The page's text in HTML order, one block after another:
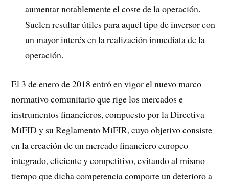
aumentar notablemente el coste de la operación.
Suelen resultar útiles para aquel tipo de inversor con
un mayor interés en la realización inmediata de la
operación.
El 3 de enero de 2018 entró en vigor el nuevo marco
normativo comunitario que rige los mercados e
instrumentos financieros, compuesto por la Directiva
MiFID y su Reglamento MiFIR, cuyo objetivo consiste
en la creación de un mercado financiero europeo
integrado, eficiente y competitivo, evitando al mismo
tiempo que dicha competencia comporte un deterioro a